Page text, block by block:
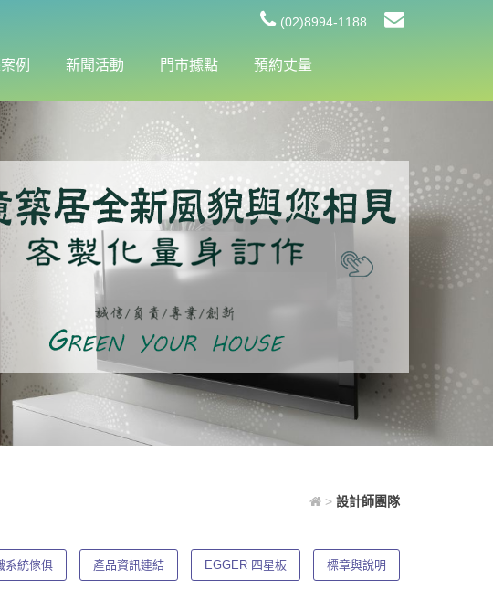
(02)8994-1188
例 新聞活動 門市據點 預約丈量
> 設計師團隊
系統傢俱 產品資訊連結 EGGER 四星板 標章與說明